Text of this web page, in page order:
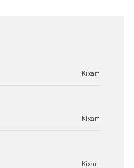
Kixam
Kixam
Kixam